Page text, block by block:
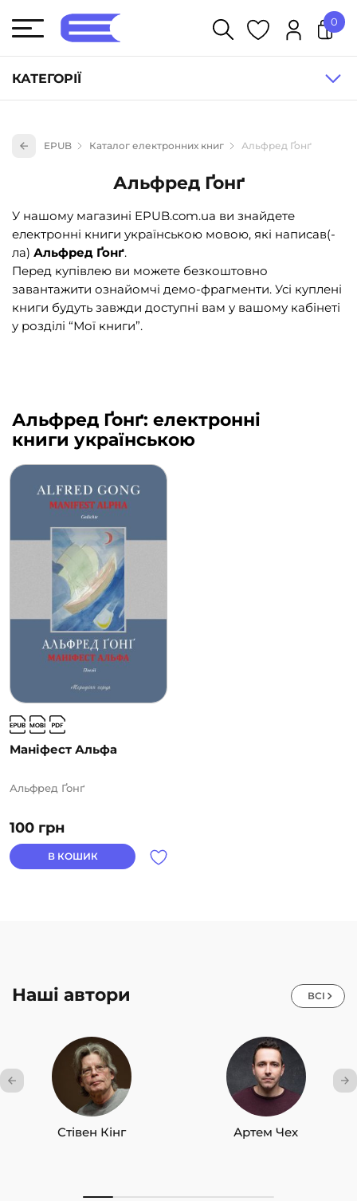
КАТЕГОРІЇ
Книги для дітей (836)
Книги для підлітків (240)
Науково-популярна література (1015)
Навчальна література та посібники (527)
Енциклопедії, довідники, словники (55)
Подарункові сертифікати (1)
0
EPUB Каталог електронних книг Альфред Ґонґ
Альфред Ґонґ
У нашому магазині EPUB.com.ua ви знайдете
електронні книги українською мовою, які написав(-
ла) Альфред Ґонґ.
Перед купівлею ви можете безкоштовно
завантажити ознайомчі демо-фрагменти. Усі куплені
книги будуть завжди доступні вам у вашому кабінеті
у розділі “Мої книги”.
Альфред Ґонґ: електронні
книги українською
Маніфест Альфа
100 грн
Альфред Ґонґ
В КОШИК
Наші автори ВСІ
Стівен Кінг Артем Чех